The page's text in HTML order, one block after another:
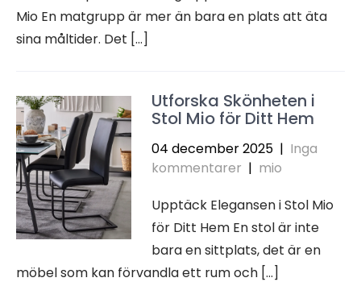
Mio En matgrupp är mer än bara en plats att äta
sina måltider. Det […]
Utforska Skönheten i
Stol Mio för Ditt Hem
04 december 2025 | Inga
kommentarer | mio
Upptäck Elegansen i Stol Mio
för Ditt Hem En stol är inte
bara en sittplats, det är en
möbel som kan förvandla ett rum och […]